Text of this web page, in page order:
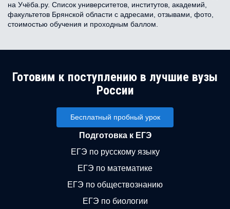
на Учёба.ру. Список университетов, институтов, академий,
факультетов Брянской области с адресами, отзывами, фото,
стоимостью обучения и проходным баллом.
Готовим к поступлению в лучшие вузы
России
Бесплатный пробный урок
Подготовка к ЕГЭ
ЕГЭ по русскому языку
ЕГЭ по математике
ЕГЭ по обществознанию
ЕГЭ по биологии